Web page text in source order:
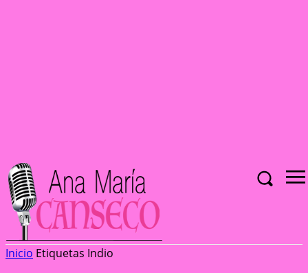
Inicio Etiquetas Indio